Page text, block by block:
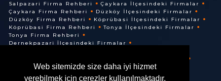
Web sitemizde size daha iyi hizmet
verebilmek için çerezler kullanılmaktadır.
Salpazari Firma Rehberi
Çaykara İlçesindeki Firmalar
Çaykara Firma Rehberi
Düzköy İlçesindeki Firmalar
Düzköy Firma Rehberi
Köprübasi İlçesindeki Firmalar
Köprübasi Firma Rehberi
Tonya İlçesindeki Firmalar
Tonya Firma Rehberi
Dernekpazari İlçesindeki Firmalar
Of İlçesindeki Firmalar
Of Firma Rehberi